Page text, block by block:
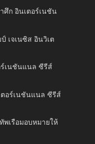
ศึก อินเตอร์เนชัน
เจเนซิส อินวิเต
ร์เนชันแนล ซีรีส์
ตอร์เนชันแนล ซีรีส์
พเรือมอบหมายให้